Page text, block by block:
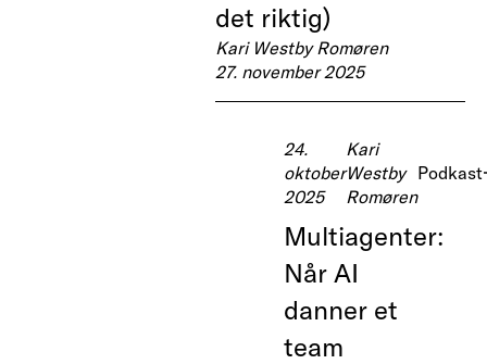
det riktig)
Kari Westby Romøren
27. november 2025
24.
oktober
2025
Kari
Westby
Romøren
Podkast
Multiagenter:
Når AI
danner et
team